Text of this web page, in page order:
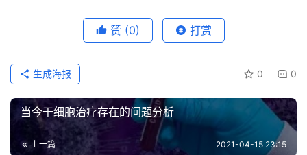
赞 (0) 打赏
0 0
生成海报
当今干细胞治疗存在的问题分析
上一篇 2021-04-15 23:15